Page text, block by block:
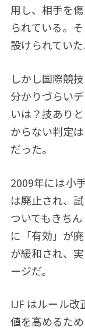
用し、相手を
られている。
設けられていた
しかし国際競
分かりづらい
いは？技あり
からない判定
だった。
2009年には小
は廃止され、
ついてもきち
に「有効」が
が緩和され、
ージだ。
IJF はルール
値を高めるた